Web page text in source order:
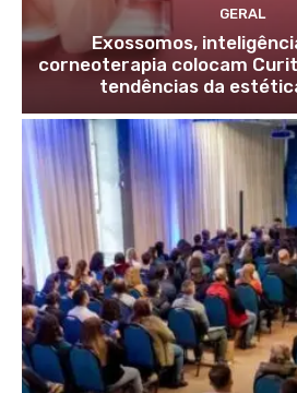
GERAL
Exossomos,
corneoterapia colocam
tendências da